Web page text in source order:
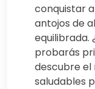
conquistar
antojos de
equilibrada.
probarás
descubre el
saludables